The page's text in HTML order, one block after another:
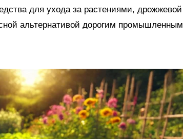
для ухода за растениями, дрожжевой
альтернативой дорогим промышленным